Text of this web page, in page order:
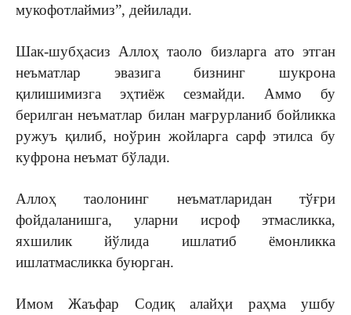
мукофотлаймиз”, дейилади.
Шак-шубҳасиз Аллоҳ таоло бизларга ато этган
неъматлар эвазига бизнинг шукрона
қилишимизга эҳтиёж сезмайди. Аммо бу
берилган неъматлар билан мағрурланиб бойликка
ружуъ қилиб, ноўрин жойларга сарф этилса бу
куфрона неъмат бўлади.
Аллоҳ таолонинг неъматларидан тўғри
фойдаланишга, уларни исроф этмасликка,
яхшилик йўлида ишлатиб ёмонликка
ишлатмасликка буюрган.
Имом Жаъфар Содиқ алайҳи раҳма ушбу